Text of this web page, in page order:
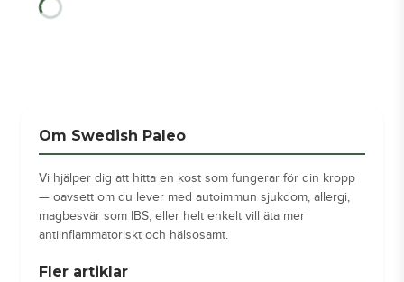
Om Swedish Paleo
Vi hjälper dig att hitta en kost som fungerar för din kropp
— oavsett om du lever med autoimmun sjukdom, allergi,
magbesvär som IBS, eller helt enkelt vill äta mer
antiinflammatoriskt och hälsosamt.
Fler artiklar